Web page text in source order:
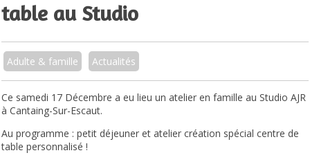
table au Studio
Adulte & famille Actualités
Ce samedi 17 Décembre a eu lieu un atelier en famille au Studio AJR
à Cantaing-Sur-Escaut.
Au programme : petit déjeuner et atelier création spécial centre de
table personnalisé !